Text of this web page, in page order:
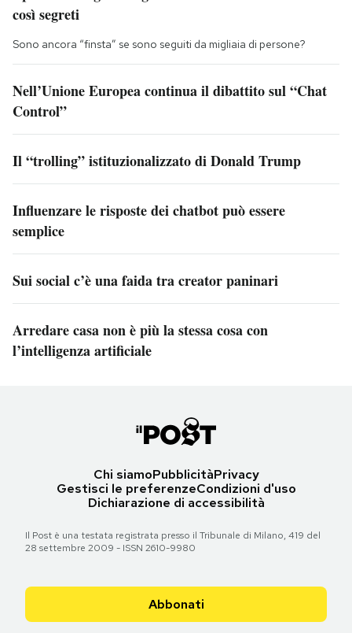
così segreti
Sono ancora “finsta” se sono seguiti da migliaia di persone?
Nell’Unione Europea continua il dibattito sul “Chat
Control”
Il “trolling” istituzionalizzato di Donald Trump
Influenzare le risposte dei chatbot può essere
semplice
Sui social c’è una faida tra creator paninari
Arredare casa non è più la stessa cosa con
l’intelligenza artificiale
Chi siamoPubblicitàPrivacy
Gestisci le preferenzeCondizioni d'uso
Dichiarazione di accessibilità
Il Post è una testata registrata presso il Tribunale di Milano, 419 del
28 settembre 2009 - ISSN 2610-9980
Abbonati